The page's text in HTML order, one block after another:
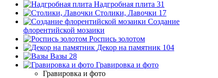
Надгробная плита 31
Столики, Лавочки 17
Создание
флорентийской мозаики
Роспись золотом
Декор на памятник 104
Вазы 28
Гравировка и фото
Гравировка и фото